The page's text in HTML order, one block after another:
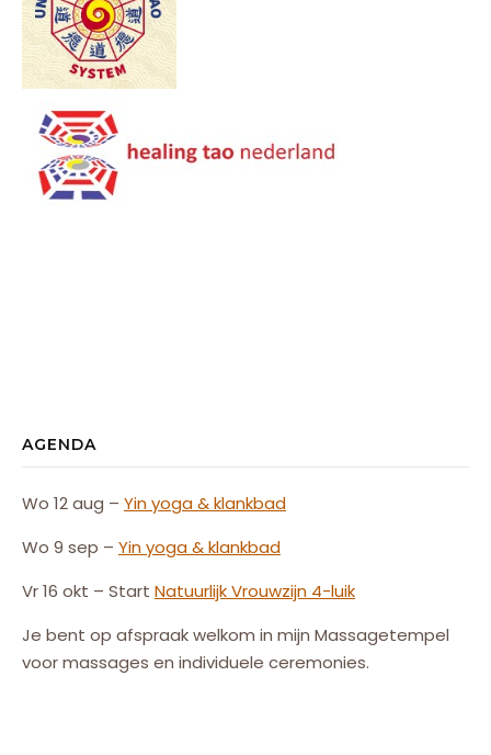
AGENDA
Wo 12 aug – Yin yoga & klankbad
Wo 9 sep – Yin yoga & klankbad
Vr 16 okt – Start NatuurlijkVrouwzijn 4-luik
Je bent op afspraak welkom in mijn Massagetempel
voor massages en individuele ceremonies.